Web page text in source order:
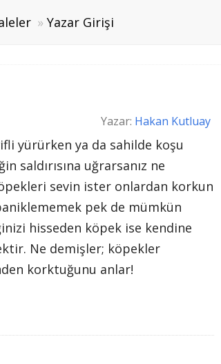
Yazar Girişi
Yazar: Hakan Kutluay
yürürken ya da sahilde koşu
saldırısına uğrarsanız ne
sevin ister onlardan korkun
pek de mümkün
hisseden köpek ise kendine
Ne demişler; köpekler
korktuğunu anlar!